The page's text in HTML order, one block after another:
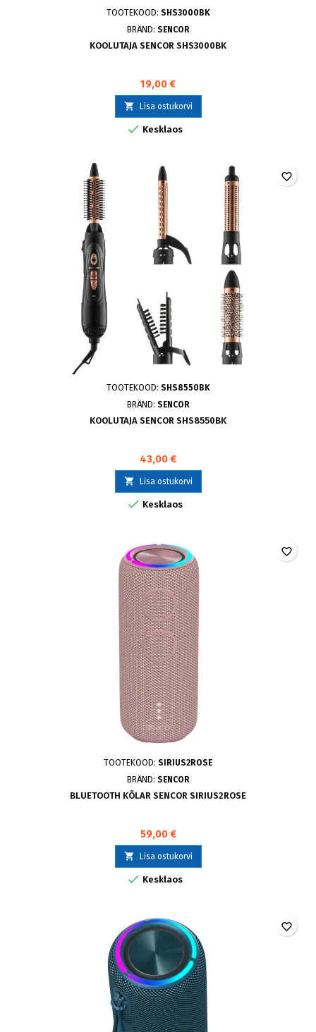
TOOTEKOOD: SHS3000BK
BRÄND: SENCOR
KOOLUTAJA SENCOR SHS3000BK
19,00 €
 Lisa ostukorvi
 Kesklaos
TOOTEKOOD: SHS8550BK
BRÄND: SENCOR
KOOLUTAJA SENCOR SHS8550BK
43,00 €
 Lisa ostukorvi
 Kesklaos
favorite_border
TOOTEKOOD: SIRIUS2ROSE
BRÄND: SENCOR
BLUETOOTH KÕLAR SENCOR SIRIUS2ROSE
59,00 €
 Lisa ostukorvi
 Kesklaos
favorite_border
favorite_border